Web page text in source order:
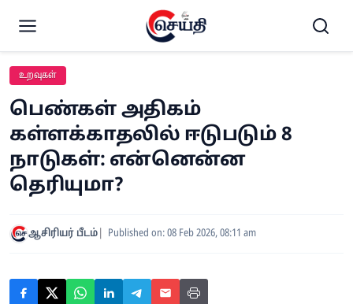
உறவுகள்
பெண்கள் அதிகம்
கள்ளக்காதலில் ஈடுபடும் 8
நாடுகள்: என்னென்ன
தெரியுமா?
ஆசிரியர் பீடம் Published on: 08 Feb 2026, 08:11 am